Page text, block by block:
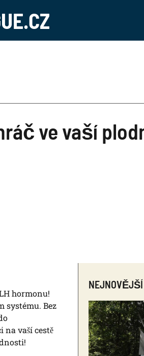
ve vaší
hormonu!
systému. Bez
na vaší cestě